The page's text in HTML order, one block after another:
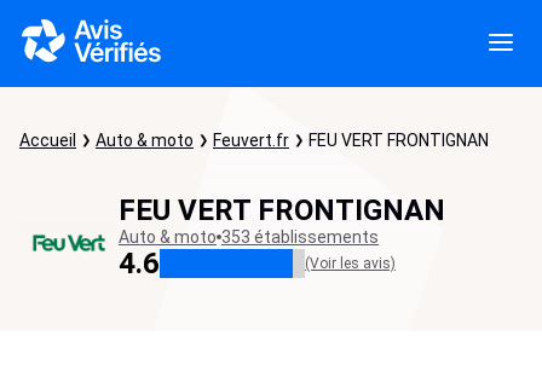
Accueil Auto & moto Feuvert.fr FEU VERT FRONTIGNAN
FEU VERT FRONTIGNAN
Auto & moto 353 établissements
4.6 (Voir les avis)